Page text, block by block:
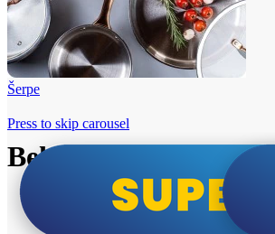
Šerpe
Beko i Tesla super cene
Press to skip carousel